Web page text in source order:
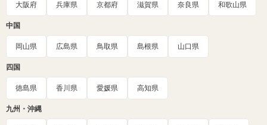
大阪府 兵庫県 京都府 滋賀県 奈良県 和歌山県
中国
岡山県 広島県 鳥取県 島根県 山口県
四国
徳島県 香川県 愛媛県 高知県
九州・沖縄